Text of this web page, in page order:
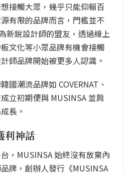
接觸大眾，幾乎只能仰賴百
有限的品牌而言，門檻並不
新銳設計師的盟友，透過線上
文化等小眾品牌有機會接觸
師品牌開始被更多人認識。
國潮流品牌如 COVERNAT、
立初期便與 MUSINSA 並肩
長。
利神話
，MUSINSA 始終沒有放棄內
牌，創辦人發行《MUSINSA